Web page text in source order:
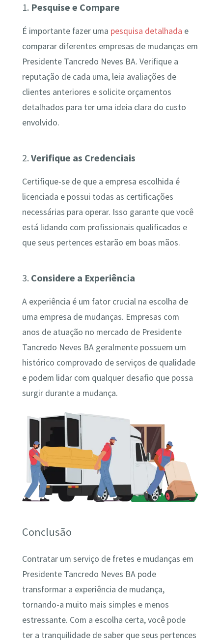
1. Pesquise e Compare
É importante fazer uma pesquisa detalhada e
comparar diferentes empresas de mudanças em
Presidente Tancredo Neves BA. Verifique a
reputação de cada uma, leia avaliações de
clientes anteriores e solicite orçamentos
detalhados para ter uma ideia clara do custo
envolvido.
2. Verifique as Credenciais
Certifique-se de que a empresa escolhida é
licenciada e possui todas as certificações
necessárias para operar. Isso garante que você
está lidando com profissionais qualificados e
que seus pertences estarão em boas mãos.
3. Considere a Experiência
A experiência é um fator crucial na escolha de
uma empresa de mudanças. Empresas com
anos de atuação no mercado de Presidente
Tancredo Neves BA geralmente possuem um
histórico comprovado de serviços de qualidade
e podem lidar com qualquer desafio que possa
surgir durante a mudança.
Conclusão
Contratar um serviço de fretes e mudanças em
Presidente Tancredo Neves BA pode
transformar a experiência de mudança,
tornando-a muito mais simples e menos
estressante. Com a escolha certa, você pode
ter a tranquilidade de saber que seus pertences